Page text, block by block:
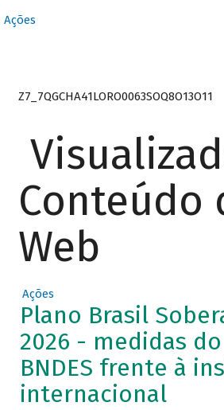
Ações
Z7_7QGCHA41LORO0063SOQ8O13O11
Conteúdo
Web
Ações
Plano Brasil
2026 - medidas do
BNDES frente à
internacional